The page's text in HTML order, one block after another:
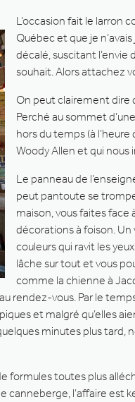
L’occasion fait le larron
Québec et que je
décalé, suscitant l’envie
souhait. Alors attachez
On peut clairement dire
Perché au sommet
hors du temps (à
Woody Allen et qui nous
Le panneau de
peut pantoute se
maison, vous faites face
décorations à foison.
couleurs qui ravit les
lâche sur tout et vous
comme la chienne à
rendez-vous. Par le
et malgré qu’elles
minutes plus tard,
formules toutes plus
canneberge, l’affaire est